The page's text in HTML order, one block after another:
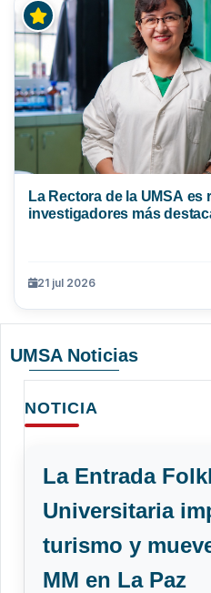
La Rectora de la UMSA
investigadores más
21 jul 2026
UMSA Noticias
NOTICIA
La Entrada
Universitaria
turismo y
MM en La Paz